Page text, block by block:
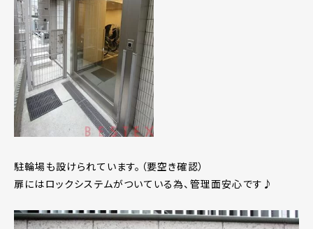
駐輪場も設けられています。（要空き確認）
扉にはロックシステムがついている為、管理面安心です♪